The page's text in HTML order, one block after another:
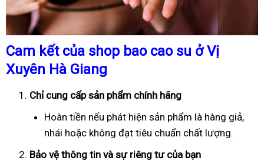
Cam kết của shop bao cao su ở Vị
Xuyên Hà Giang
Chỉ cung cấp sản phẩm chính hãng
Hoàn tiền nếu phát hiện sản phẩm là hàng giả,
nhái hoặc không đạt tiêu chuẩn chất lượng.
Bảo vệ thông tin và sự riêng tư của bạn